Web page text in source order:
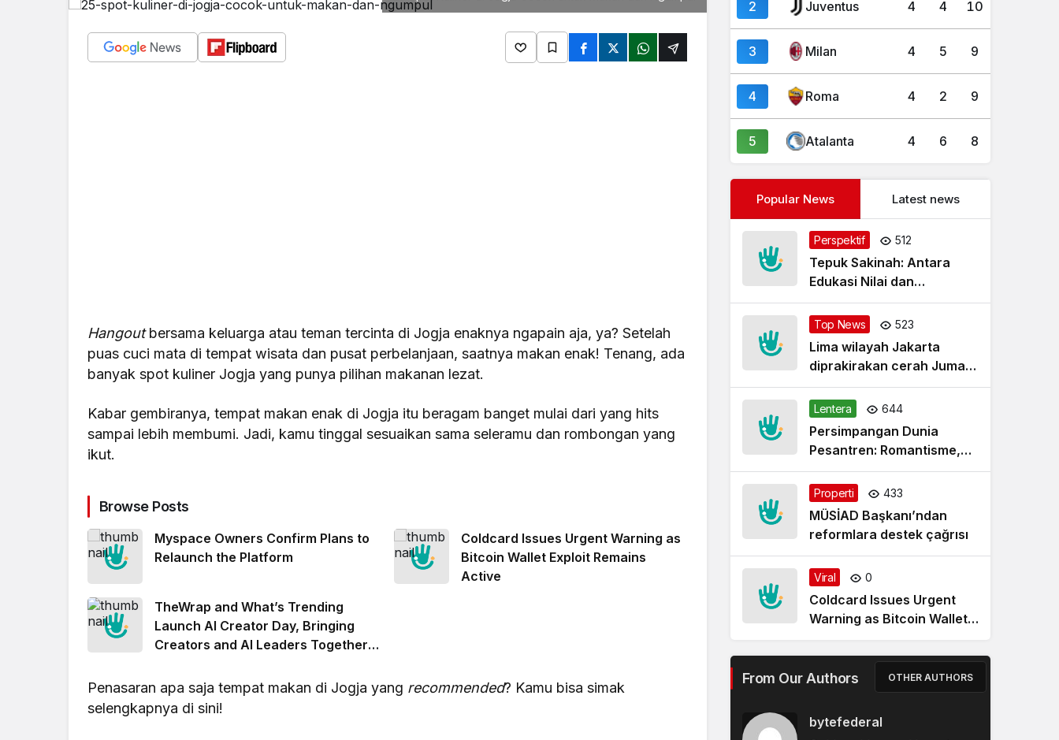
Hangoutbersama keluarga atau teman tercinta di Jogja enaknya ngapain aja, ya? Setelah
puas cuci mata di tempat wisata dan pusat perbelanjaan, saatnya makan enak! Tenang, ada
banyak spot kuliner Jogja yang punya pilihan makanan lezat.
Kabar gembiranya, tempat makan enak di Jogja itu beragam banget mulai dari yang hits
sampai lebih membumi. Jadi, kamu tinggal sesuaikan sama seleramu dan rombongan yang
ikut.
Browse Posts
Myspace Owners Confirm Plans to
Relaunch the Platform
Coldcard Issues Urgent Warning as
Bitcoin Wallet Exploit Remains
Active
TheWrap and What’s Trending
Launch AI Creator Day, Bringing
Creators and AI Leaders Together
Penasaran apa saja tempat makan di Jogja yang recommended? Kamu bisa simak
selengkapnya di sini!
2 Juventus 4 4 10
3 Milan 4 5 9
4 Roma 4 2 9
5 Atalanta 4 6 8
Popular News Latest news
Perspektif 512
Tepuk Sakinah: Antara
Edukasi Nilai dan
Simplifikasi Masalah
Top News 523
Lima wilayah Jakarta
diprakirakan cerah Jumat
pagi
Lentera 644
Persimpangan Dunia
Pesantren: Romantisme,
Realitas dan Harapan Baru
Properti 433
MÜSİAD Başkanı’ndan
reformlara destek çağrısı
Viral 0
Coldcard Issues Urgent
Warning as Bitcoin Wallet
From Our Authors OTHER AUTHORS
bytefederal